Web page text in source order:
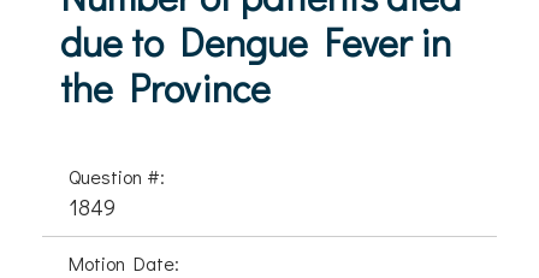
due to Dengue Fever in
the Province
Question #:
1849
Motion Date: